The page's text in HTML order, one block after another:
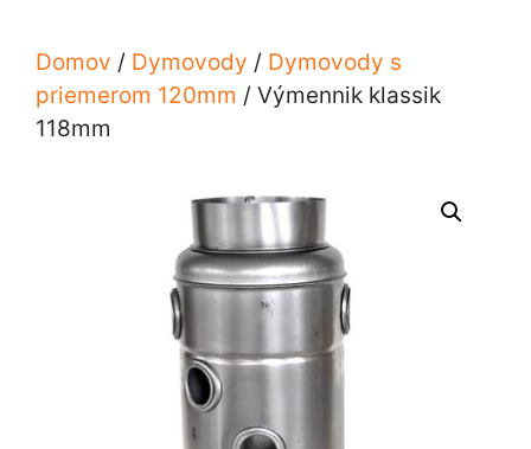
Domov / Dymovody / Dymovody s
priemerom 120mm / Výmennik klassik
118mm